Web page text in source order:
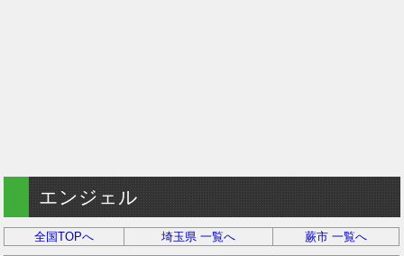
エンジェル
全国TOPへ 埼玉県 一覧へ 蕨市 一覧へ